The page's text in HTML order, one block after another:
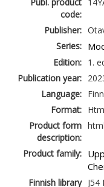
Publ. product
code:
Publisher:
Series:
Edition: 1.
Publication year:
Language:
Format:
Product form
description:
Product family:
Finnish library J54